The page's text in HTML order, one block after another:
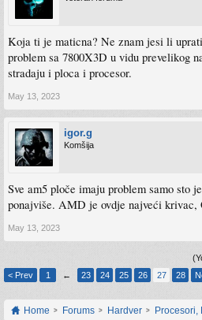
Koja ti je maticna? Ne znam jesi li
problem sa 7800X3D u vidu prevelikog
stradaju i ploca i procesor.
May 13, 2023
igor.g
Komšija
Sve am5 ploče imaju problem samo sto
ponajviše. AMD je ovdje najveći krivac,
May 13, 2023
< Prev
1 ← 23 24 25 26 27 28
Home Forums Hardver Procesori,